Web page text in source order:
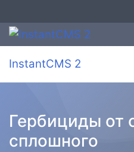
InstantCMS 2
Гербициды от
сплошного